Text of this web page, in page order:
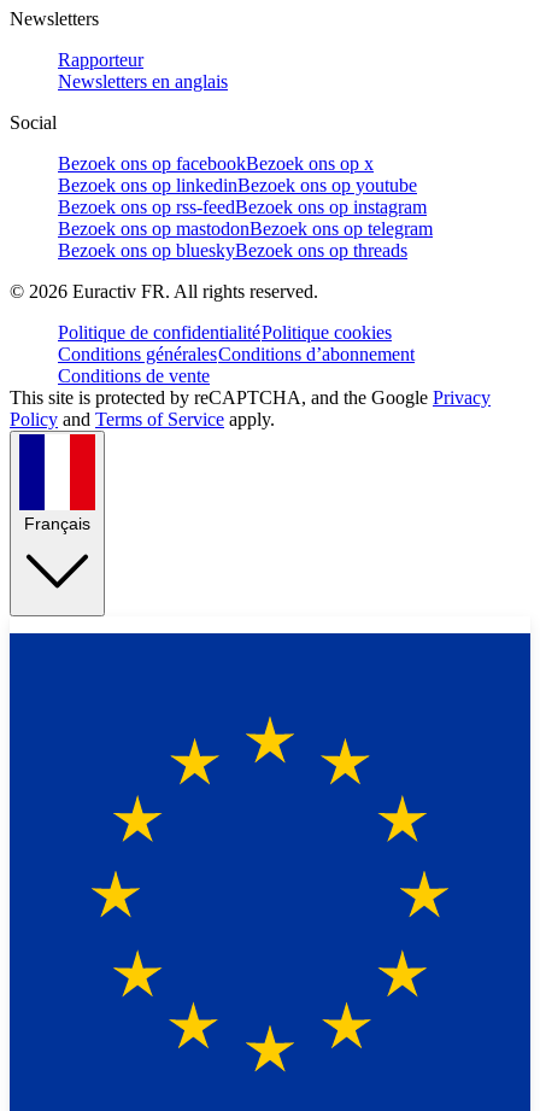
Newsletters
Rapporteur
Newsletters en anglais
Social
Bezoek ons op facebookBezoek ons op x
Bezoek ons op linkedinBezoek ons op youtube
Bezoek ons op rss-feedBezoek ons op instagram
Bezoek ons op mastodonBezoek ons op telegram
Bezoek ons op blueskyBezoek ons op threads
© 2026 Euractiv FR. All rights reserved.
Politique de confidentialitéPolitique cookies
Conditions généralesConditions d’abonnement
Conditions de vente
This site is protected by reCAPTCHA, and the Google Privacy
Policy and Terms of Service apply.
Français